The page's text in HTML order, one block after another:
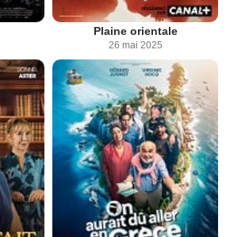
Plaine orientale
26 mai 2025